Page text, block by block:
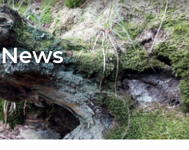
News